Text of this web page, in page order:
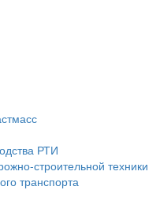
РТИ
строительной техники
транспорта